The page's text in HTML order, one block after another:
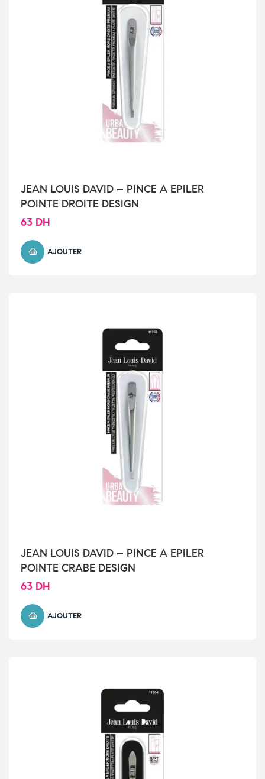
JEAN LOUIS DAVID – PINCE A EPILER
POINTE DROITE DESIGN
63 DH
AJOUTER
JEAN LOUIS DAVID – PINCE A EPILER
POINTE CRABE DESIGN
63 DH
AJOUTER